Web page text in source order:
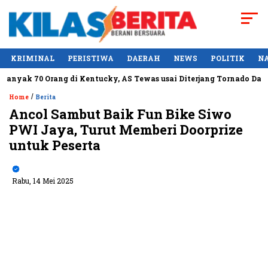
KRIMINAL PERISTIWA DAERAH NEWS POLITIK
70 Orang di Kentucky, AS Tewas usai Diterjang Tornado Dahsyat
Home / Berita
Ancol Sambut Baik Fun Bike Siwo
PWI Jaya, Turut Memberi Doorprize
untuk Peserta
Rabu, 14 Mei 2025